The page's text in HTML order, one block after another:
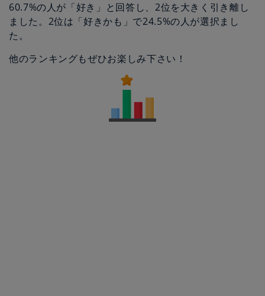
60.7%の人が「好き」と回答し、2位を大きく引き離し
ました。2位は「好きかも」で24.5%の人が選択まし
た。
他のランキングもぜひお楽しみ下さい！